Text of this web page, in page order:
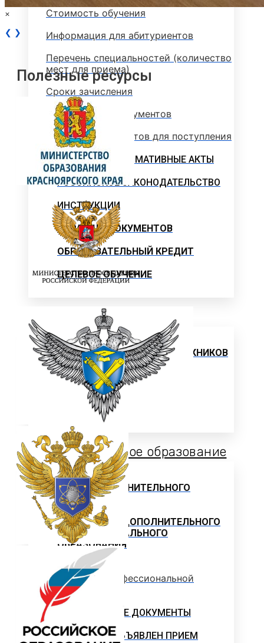
Стоимость обучения
Информация для абитуриентов
Перечень специальностей (количество
мест для приема)
Сроки зачисления
Сроки подачи документов
Перечень документов для поступления
ЛОКАЛЬНЫЕ НОРМАТИВНЫЕ АКТЫ
РОССИЙСКОЕ ЗАКОНОДАТЕЛЬСТВО
ИНСТРУКЦИИ
ОБРАЗЦЫ ДОКУМЕНТОВ
ОБРАЗОВАТЕЛЬНЫЙ КРЕДИТ
ЦЕЛЕВОЕ ОБУЧЕНИЕ
Выпускнику
ТРУДОУСТРОЙСТВО ВЫПУСКНИКОВ
Отзывы работодателей
Выпускники
Дополнительное образование
ЦЕНТР ДОПОЛНИТЕЛЬНОГО
ОБРАЗОВАНИЯ
ПРОГРАММЫ ДОПОЛНИТЕЛЬНОГО
ПРОФЕССИОНАЛЬНОГО
ОБРАЗОВАНИЯ
Программы профессиональной
переподготовки
ОФИЦИАЛЬНЫЕ ДОКУМЕНТЫ
ВНИМАНИЕ! ОБЪЯВЛЕН ПРИЕМ
×
❮ ❯
Полезные ресурсы